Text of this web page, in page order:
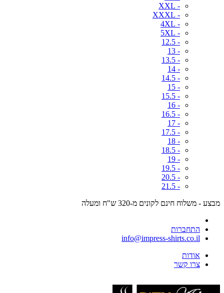
- XXL
- XXXL
- 4XL
- 5XL
- 12.5
- 13
- 13.5
- 14
- 14.5
- 15
- 15.5
- 16
- 16.5
- 17
- 17.5
- 18
- 18.5
- 19
- 19.5
- 20.5
- 21.5
מבצע - משלוח חינם לקונים מ-320 ש"ח ומעלה
התחברות
info@impress-shirts.co.il
אודות
צרו קשר